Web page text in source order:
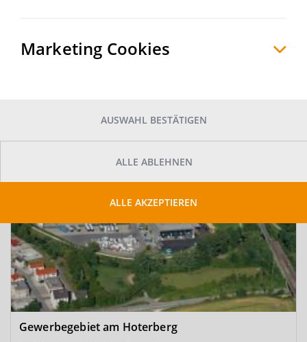
Gewerbegebiet am Hoterberg
Marketing Cookies
AUSWAHL BESTÄTIGEN
ALLE ABLEHNEN
ALLE AKZEPTIEREN